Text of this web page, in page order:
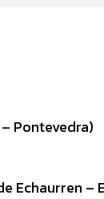
Pontevedra)
Echaurren –